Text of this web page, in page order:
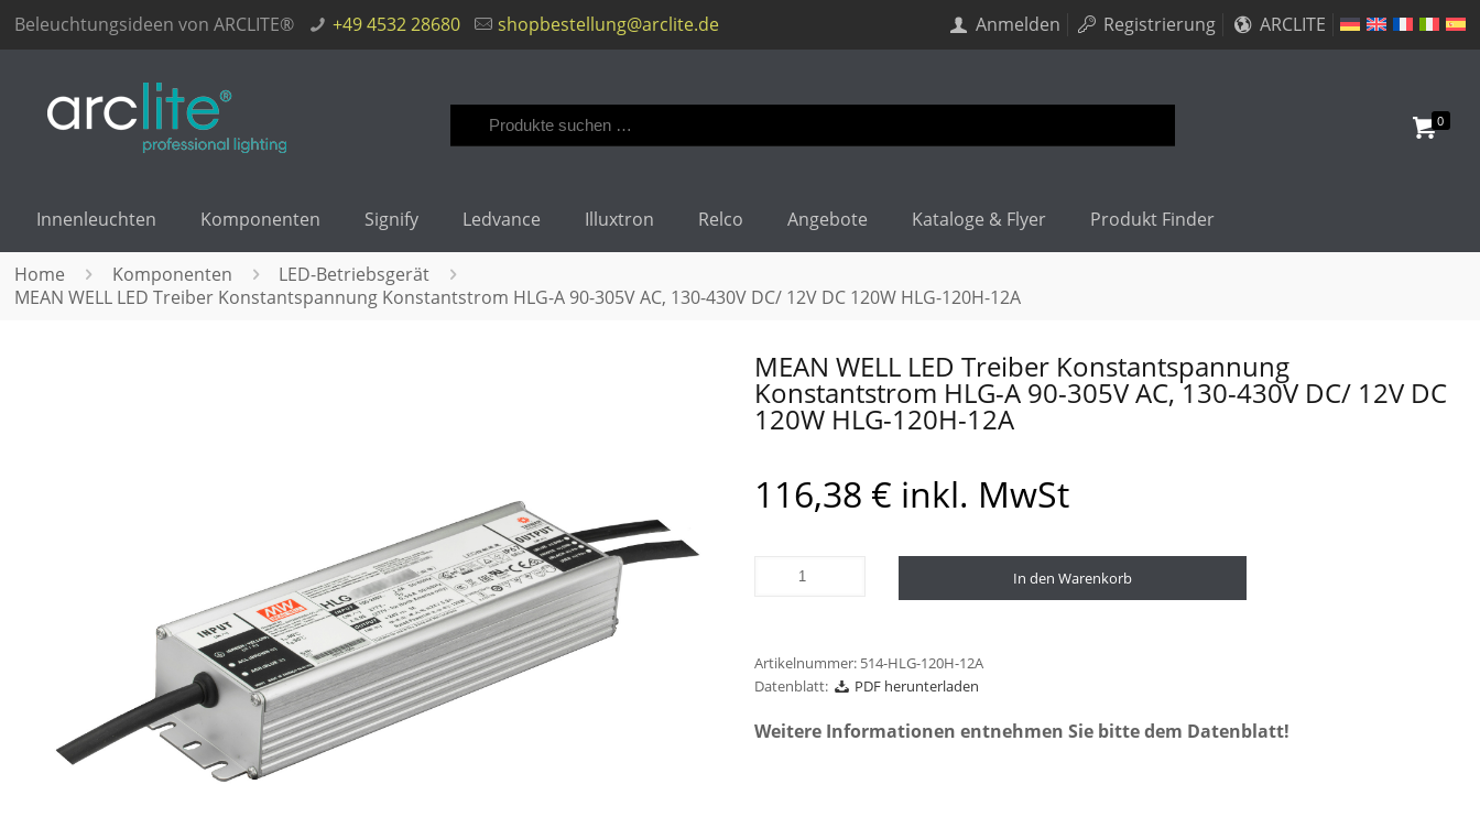
Beleuchtungsideen von ARCLITE® +49 4532 28680 shopbestellung@arclite.de Anmelden Registrierung ARCLITE
Suchen
nach:
0
Innenleuchten Komponenten Signify Ledvance Illuxtron Relco Angebote Kataloge & Flyer Produkt Finder
Home Komponenten
LED-Betriebsgerät
MEAN WELL LED Treiber Konstantspannung Konstantstrom HLG-A 90-305V AC, 130-430V DC/ 12V DC 120W HLG-120H-12A
MEAN WELL LED Treiber Konstantspannung
Konstantstrom HLG-A 90-305V AC, 130-430V DC/ 12V DC
120W HLG-120H-12A
116,38 € inkl. MwSt
In den Warenkorb
Artikelnummer: 514-HLG-120H-12A
Datenblatt:
PDF herunterladen
Weitere Informationen entnehmen Sie bitte dem Datenblatt!